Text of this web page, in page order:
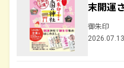
末開運
御朱印